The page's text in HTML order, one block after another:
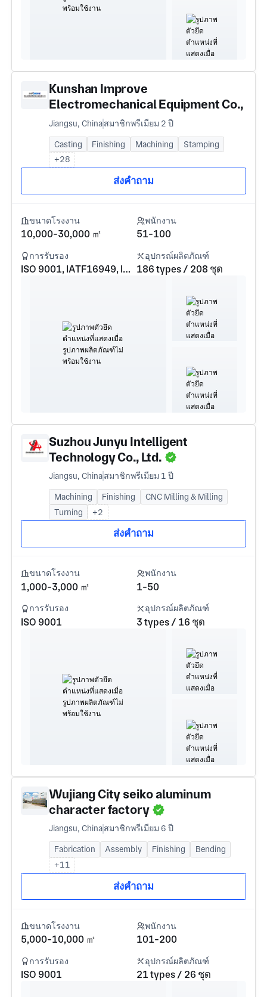
Kunshan Improve
Electromechanical Equipment Co.,
Ltd.
Jiangsu, Chinaสมาชิกพรีเมียม 2 ปี
Casting Finishing Machining
Stamping
+28
ส่งคำถาม
ขนาดโรงงาน
10,000-30,000 ㎡
พนักงาน
51-100
การรับรอง
ISO 9001, IATF16949, ISO 14001, ISO 45001, ASME
อุปกรณ์ผลิตภัณฑ์
186 types / 208 ชุด
Suzhou Junyu Intelligent
Technology Co., Ltd.
Jiangsu, Chinaสมาชิกพรีเมียม 1 ปี
Machining Finishing
CNC Milling & Milling
Turning
+2
ส่งคำถาม
ขนาดโรงงาน
1,000-3,000 ㎡
พนักงาน
1-50
การรับรอง
ISO 9001
อุปกรณ์ผลิตภัณฑ์
3 types / 16 ชุด
Wujiang City seiko aluminum
character factory
Jiangsu, Chinaสมาชิกพรีเมียม 6 ปี
Fabrication Assembly Finishing
Bending
+11
ส่งคำถาม
ขนาดโรงงาน
5,000-10,000 ㎡
พนักงาน
101-200
การรับรอง
ISO 9001
อุปกรณ์ผลิตภัณฑ์
21 types / 26 ชุด